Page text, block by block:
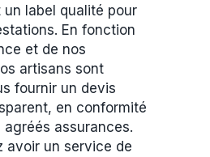
label qualité pour
En fonction
et de nos
artisans sont
fournir un devis
en conformité
assurances.
avoir un service de